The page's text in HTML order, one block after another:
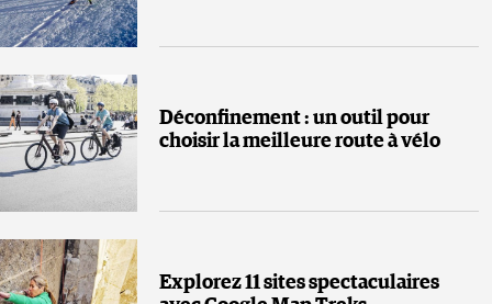
Déconfinement : un outil pour
choisir la meilleure route à vélo
Explorez 11 sites spectaculaires